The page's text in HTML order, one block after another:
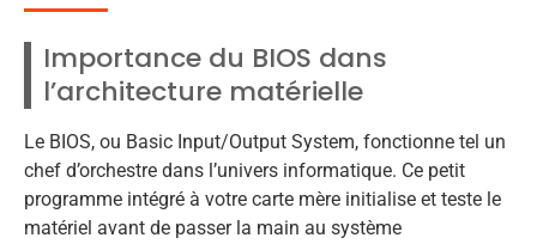
Importance du BIOS dans
l’architecture matérielle
Le BIOS, ou Basic Input/Output System, fonctionne tel un
chef d’orchestre dans l’univers informatique. Ce petit
programme intégré à votre carte mère initialise et teste le
matériel avant de passer la main au système